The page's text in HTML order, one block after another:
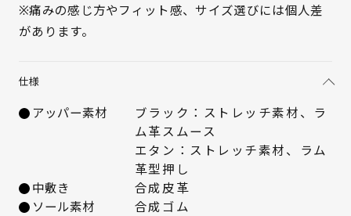
※痛みの感じ方やフィット感、サイズ選びには個人差
があります。
仕様
アッパー素材
ブラック：ストレッチ素材、ラ
ム革スムース
エタン：ストレッチ素材、ラム
革型押し
中敷き
合成皮革
ソール素材
合成ゴム